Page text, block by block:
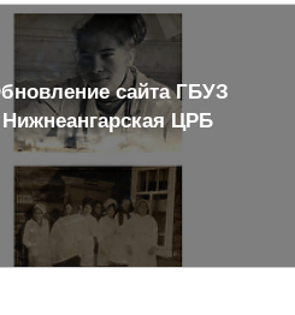
сайта ГБУЗ
Нижнеангарская ЦРБ